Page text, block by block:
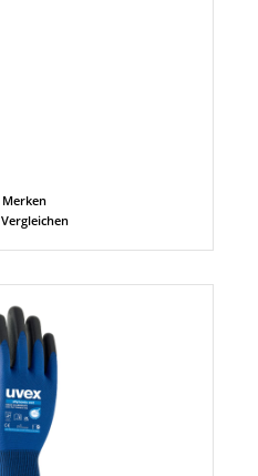
Merken
Vergleichen